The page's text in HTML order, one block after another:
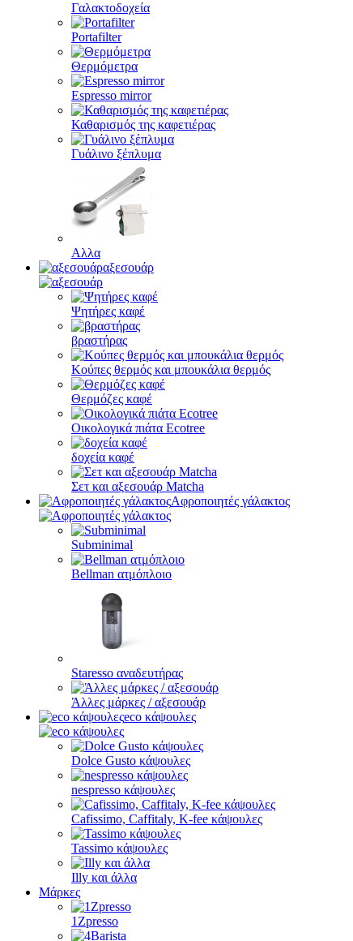
Γαλακτοδοχεία
Portafilter
Θερμόμετρα
Espresso mirror
Καθαρισμός της καφετιέρας
Γυάλινο ξέπλυμα
Αλλα
αξεσουάρ
Ψητήρες καφέ
βραστήρας
Κούπες θερμός και μπουκάλια θερμός
Θερμόζες καφέ
Οικολογικά πιάτα Ecotree
δοχεία καφέ
Σετ και αξεσουάρ Matcha
Αφροποιητές γάλακτος
Subminimal
Bellman ατμόπλοιο
Staresso αναδευτήρας
Άλλες μάρκες / αξεσουάρ
eco κάψουλες
Dolce Gusto κάψουλες
nespresso κάψουλες
Cafissimo, Caffitaly, K-fee κάψουλες
Tassimo κάψουλες
Illy και άλλα
Μάρκες
1Zpresso